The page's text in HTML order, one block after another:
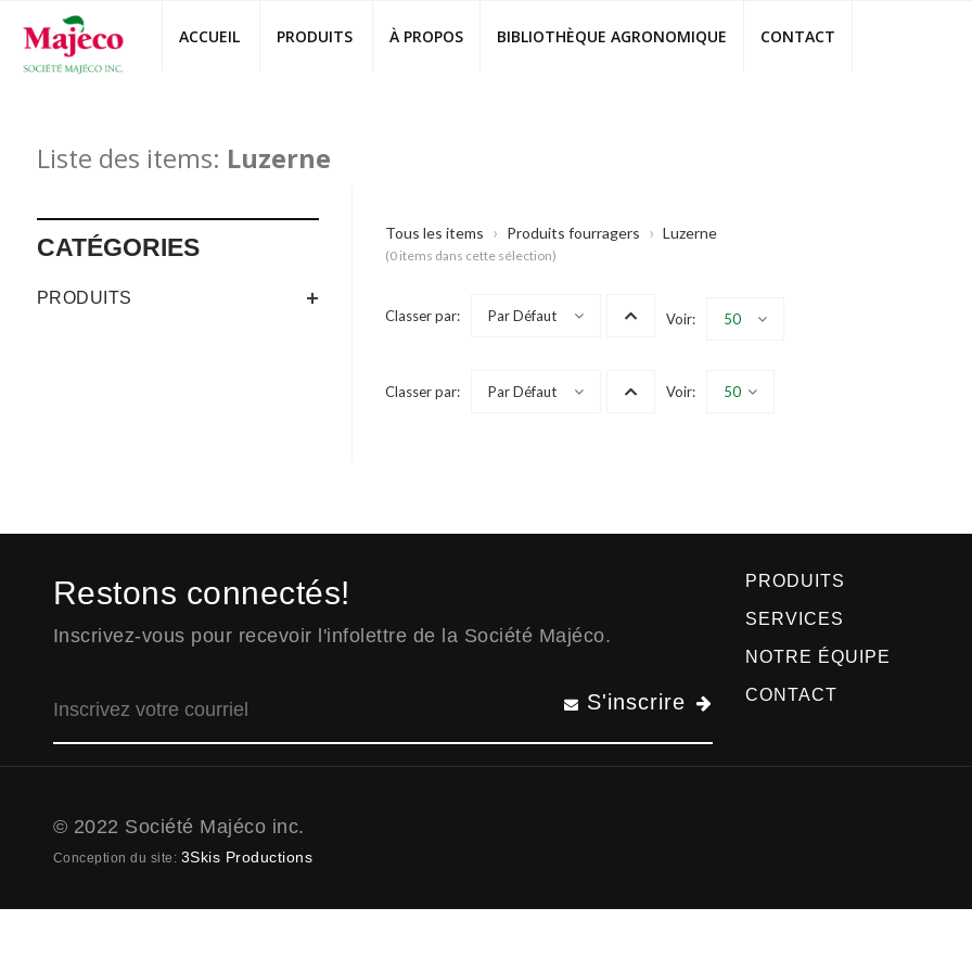
ACCUEIL PRODUITS À PROPOS‎ BIBLIOTHÈQUE AGRONOMIQUE‎ CONTACT
Liste des items: Luzerne
CATÉGORIES
PRODUITS
Tous les items › Produits fourragers › Luzerne
(0 items dans cette sélection)
Classer par: Par Défaut Voir: 50
Classer par: Par Défaut Voir: 50
Restons connectés!
Inscrivez-vous pour recevoir l'infolettre de la Société Majéco.
S'inscrire
PRODUITS
SERVICES
NOTRE ÉQUIPE
CONTACT
© 2022 Société Majéco inc.
Conception du site: 3Skis Productions